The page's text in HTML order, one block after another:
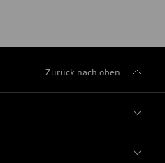
Zurück nach oben